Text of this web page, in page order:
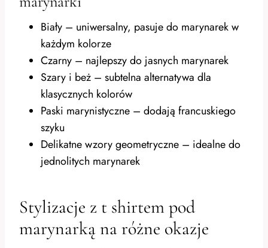
Biały – uniwersalny, pasuje do marynarek w
każdym kolorze
Czarny – najlepszy do jasnych marynarek
Szary i beż – subtelna alternatywa dla
klasycznych kolorów
Paski marynistyczne – dodają francuskiego
szyku
Delikatne wzory geometryczne – idealne do
jednolitych marynarek
Stylizacje z t shirtem pod
marynarką na różne okazje